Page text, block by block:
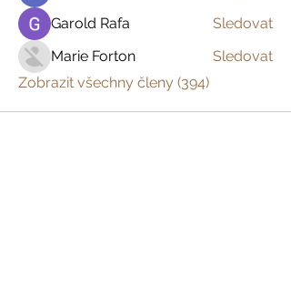
Garold Rafa
Sledovat
Marie Forton
Sledovat
Zobrazit všechny členy (394)